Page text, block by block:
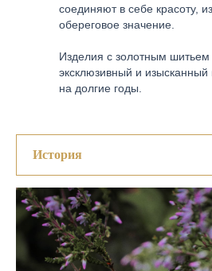
соединяют в себе красоту,
обереговое значение.
Изделия с золотным шитьем
эксклюзивный и изысканный
на долгие годы.